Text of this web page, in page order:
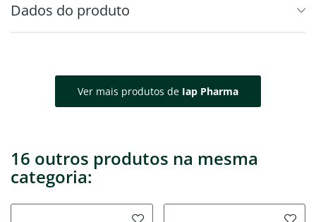
Dados do produto
Ver mais produtos de Iap Pharma
16 outros produtos na mesma
categoria: